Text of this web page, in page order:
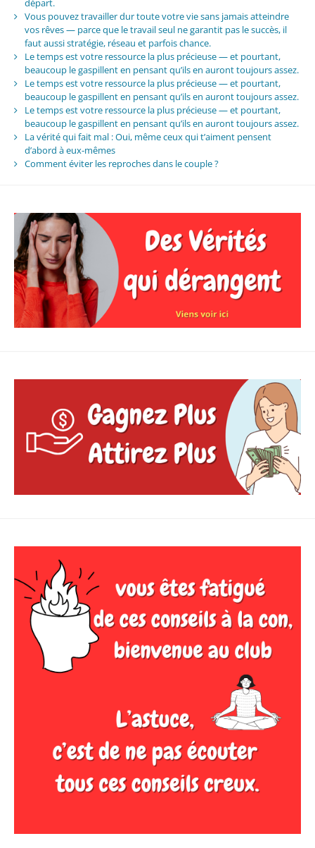
départ.
Vous pouvez travailler dur toute votre vie sans jamais atteindre
vos rêves — parce que le travail seul ne garantit pas le succès, il
faut aussi stratégie, réseau et parfois chance.
Le temps est votre ressource la plus précieuse — et pourtant,
beaucoup le gaspillent en pensant qu’ils en auront toujours assez.
Le temps est votre ressource la plus précieuse — et pourtant,
beaucoup le gaspillent en pensant qu’ils en auront toujours assez.
Le temps est votre ressource la plus précieuse — et pourtant,
beaucoup le gaspillent en pensant qu’ils en auront toujours assez.
La vérité qui fait mal : Oui, même ceux qui t’aiment pensent
d’abord à eux-mêmes
Comment éviter les reproches dans le couple ?